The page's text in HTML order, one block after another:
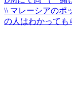
\\ マレーシアのポ
の人はわかっても